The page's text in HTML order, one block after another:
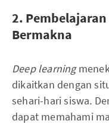
2.
Bermakna
Deep learning
dikaitkan dengan
sehari-hari siswa.
dapat memahami